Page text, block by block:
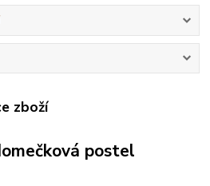
zboží
postel